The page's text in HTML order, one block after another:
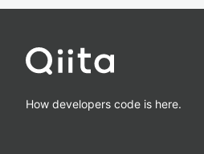
How developers code is here.